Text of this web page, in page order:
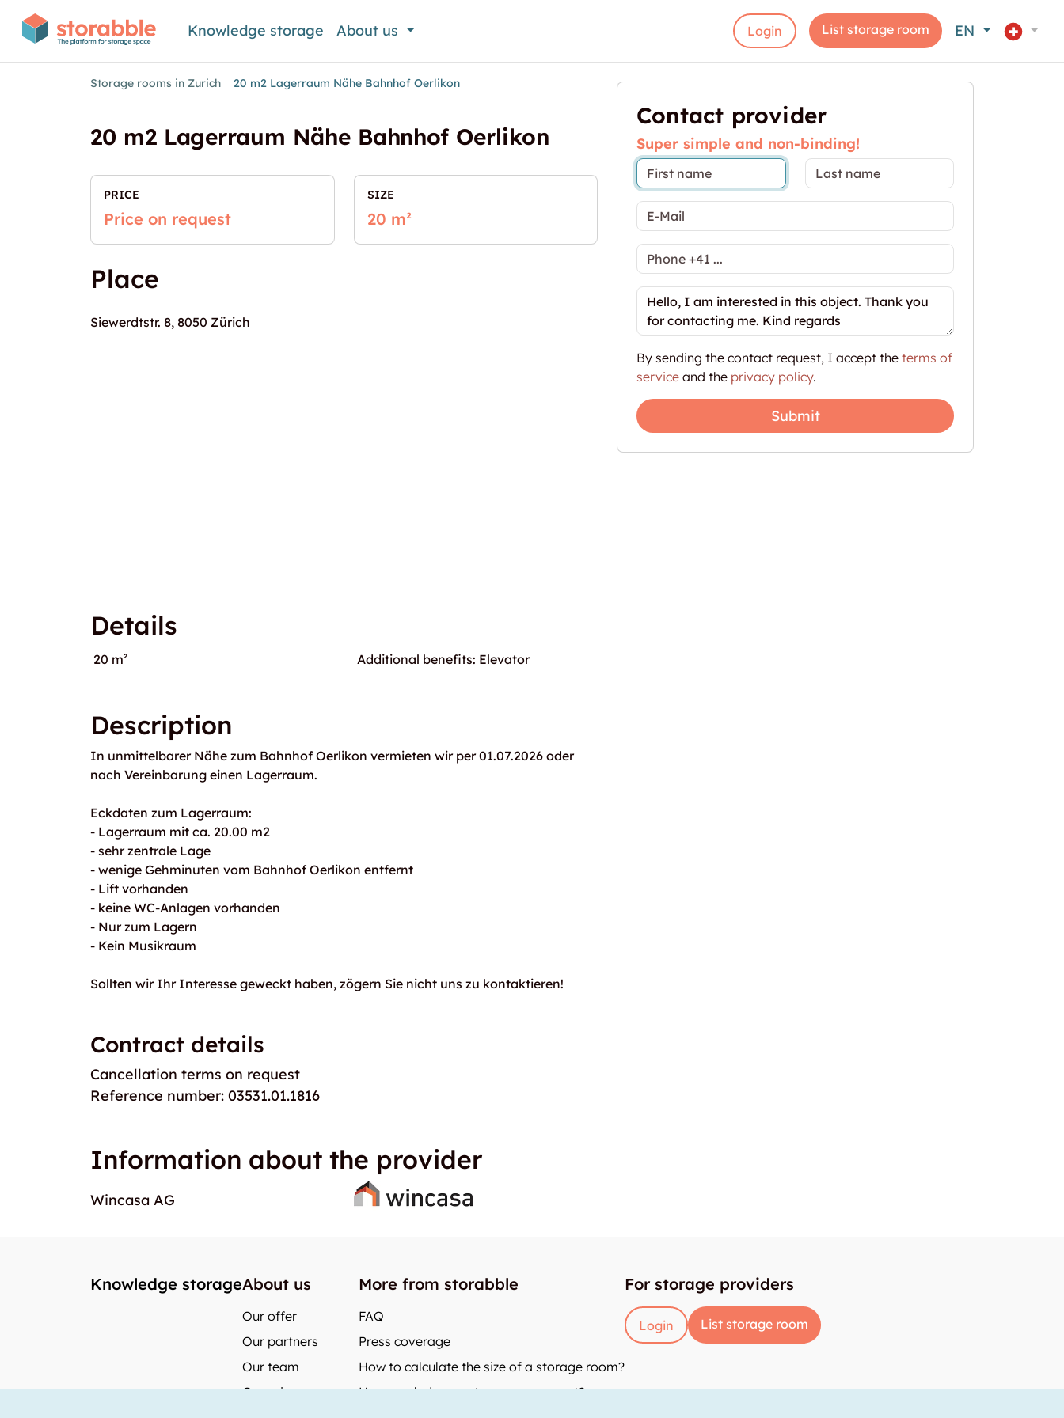
Knowledge storage About us Login List storage room EN
Storage rooms in Zurich 20 m2 Lagerraum Nähe Bahnhof Oerlikon
20 m2 Lagerraum Nähe Bahnhof Oerlikon
PRICE
Price on request
SIZE
20 m²
Place
Siewerdtstr. 8, 8050 Zürich
Details
20 m² Additional benefits: Elevator
Description
In unmittelbarer Nähe zum Bahnhof Oerlikon vermieten wir per 01.07.2026 oder
nach Vereinbarung einen Lagerraum.
Eckdaten zum Lagerraum:
- Lagerraum mit ca. 20.00 m2
- sehr zentrale Lage
- wenige Gehminuten vom Bahnhof Oerlikon entfernt
- Lift vorhanden
- keine WC-Anlagen vorhanden
- Nur zum Lagern
- Kein Musikraum
Sollten wir Ihr Interesse geweckt haben, zögern Sie nicht uns zu kontaktieren!
Contract details
Cancellation terms on request
Reference number: 03531.01.1816
Information about the provider
Wincasa AG
Contact provider
Super simple and non-binding!
By sending the contact request, I accept the terms of
service and the privacy policy.
Submit
Knowledge storageAbout us
Our offer
Our partners
Our team
Our prices
More from storabble
FAQ
Press coverage
How to calculate the size of a storage room?
How much does a storage room cost?
For storage providers
Login List storage room